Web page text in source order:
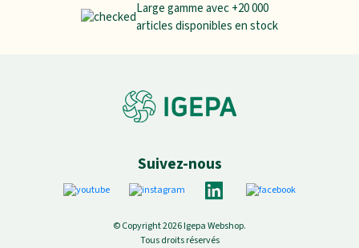
Large gamme avec +20 000
articles disponibles en stock
Suivez-nous
© Copyright 2026 Igepa Webshop.
Tous droits réservés